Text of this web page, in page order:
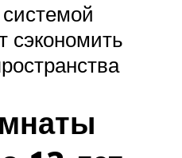
сэкономить